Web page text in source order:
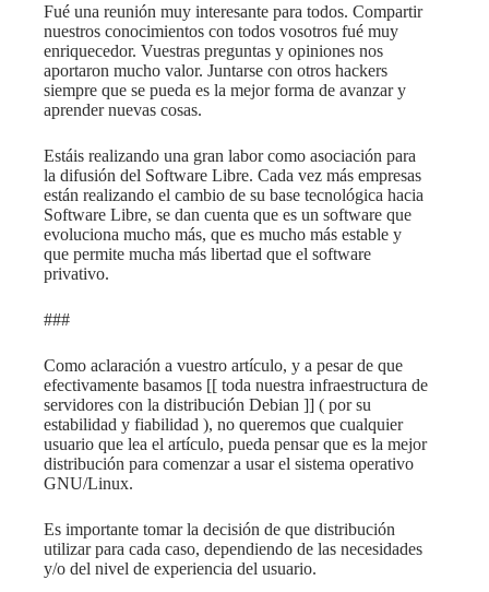
Fué una reunión muy interesante para todos. Compartir
nuestros conocimientos con todos vosotros fué muy
enriquecedor. Vuestras preguntas y opiniones nos
aportaron mucho valor. Juntarse con otros hackers
siempre que se pueda es la mejor forma de avanzar y
aprender nuevas cosas.
Estáis realizando una gran labor como asociación para
la difusión del Software Libre. Cada vez más empresas
están realizando el cambio de su base tecnológica hacia
Software Libre, se dan cuenta que es un software que
evoluciona mucho más, que es mucho más estable y
que permite mucha más libertad que el software
privativo.
###
Como aclaración a vuestro artículo, y a pesar de que
efectivamente basamos [[ toda nuestra infraestructura de
servidores con la distribución Debian ]] ( por su
estabilidad y fiabilidad ), no queremos que cualquier
usuario que lea el artículo, pueda pensar que es la mejor
distribución para comenzar a usar el sistema operativo
GNU/Linux.
Es importante tomar la decisión de que distribución
utilizar para cada caso, dependiendo de las necesidades
y/o del nivel de experiencia del usuario.